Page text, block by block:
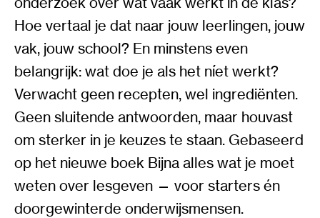
Hoe vertaal je dat naar jouw leerlingen, jouw
vak, jouw school? En minstens even
belangrijk: wat doe je als het níet werkt?
Verwacht geen recepten, wel ingrediënten.
Geen sluitende antwoorden, maar houvast
om sterker in je keuzes te staan. Gebaseerd
op het nieuwe boek Bijna alles wat je moet
weten over lesgeven — voor starters én
doorgewinterde onderwijsmensen.